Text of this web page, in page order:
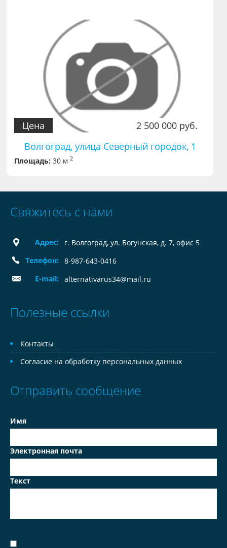
2 500 000 руб.
Цена
Волгоград, улица Северный городок, 1
Площадь: 30 м2
Свяжитесь с нами
Адрес:
г. Волгоград, ул. Богунская, д. 7, офис 5
Телефон:
8-987-643-0416
E-mail:
alternativarus34@mail.ru
Полезные ссылки
Контакты
Согласие на обработку персональных данных
Отправить сообщение
Имя
Электронная почта
Текст